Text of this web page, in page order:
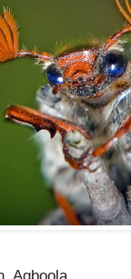
Agboola.